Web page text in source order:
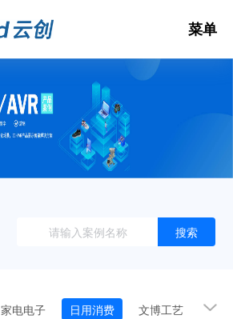
菜单
搜索
家电电子 日用消费
文博工艺